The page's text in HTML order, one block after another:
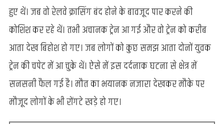
हुए थें। जब वो रेलवे क्रासिंग बंद होने के बावजूद पार करने की
कोशिश कर रहे थें। तभी अचानक ट्रेन आ गई और वो ट्रेन को करीब
आता देख बिहोश हो गए। जब लोगों को कुछ समझ आता दोनों युवक
ट्रेन की चपेट में आ चुके थें। ऐसे में इस दर्दनाक घटना से क्षेत्र में
सनसनी फैल गई है। मौत का भयानक नजारा देखकर मौके पर
मौजूद लोगों के भी रोंगटे खड़े हो गए।